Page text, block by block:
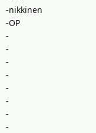
-nikkinen
-OP
-
-
-
-
-
-
-
-